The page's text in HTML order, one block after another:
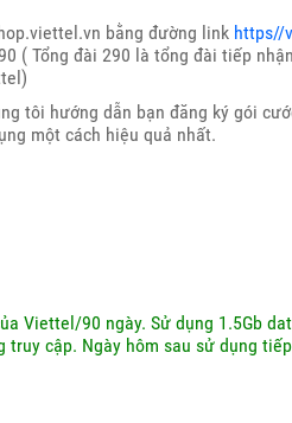
bằng đường link https//
( Tổng đài 290 là tổng đài tiếp
tôi hướng dẫn bạn đăng ký gói
một cách hiệu quả nhất.
Viettel/90 ngày. Sử dụng 1.5Gb
truy cập. Ngày hôm sau sử dụng